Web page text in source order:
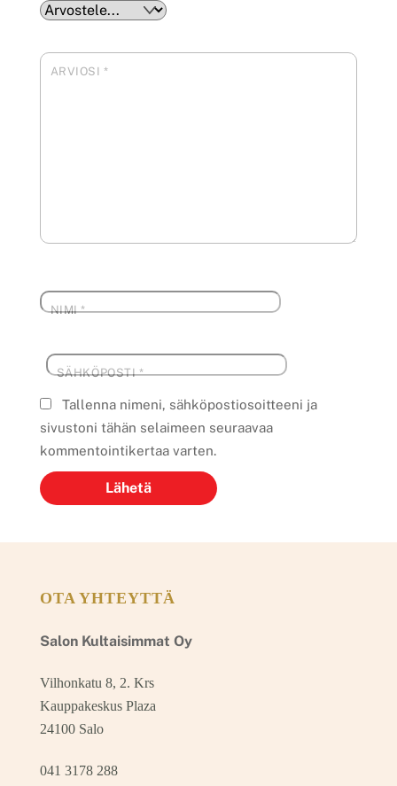
ARVIOSI *
NIMI*
SÄHKÖPOSTI*
Tallenna nimeni, sähköpostiosoitteeni ja
sivustoni tähän selaimeen seuraavaa
kommentointikertaa varten.
OTA YHTEYTTÄ
Salon Kultaisimmat Oy
Vilhonkatu 8, 2. Krs
Kauppakeskus Plaza
24100 Salo
041 3178 288